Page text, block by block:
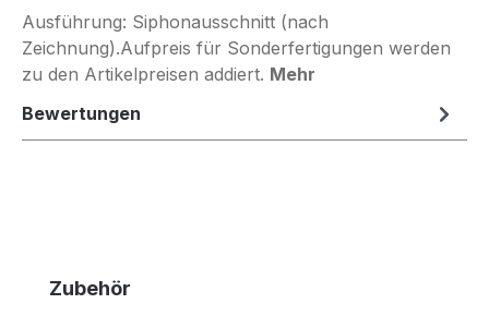
Ausführung: Siphonausschnitt (nach
Zeichnung).Aufpreis für Sonderfertigungen werden
zu den Artikelpreisen addiert. Mehr
Bewertungen
Produktgalerie überspringen
Zubehör